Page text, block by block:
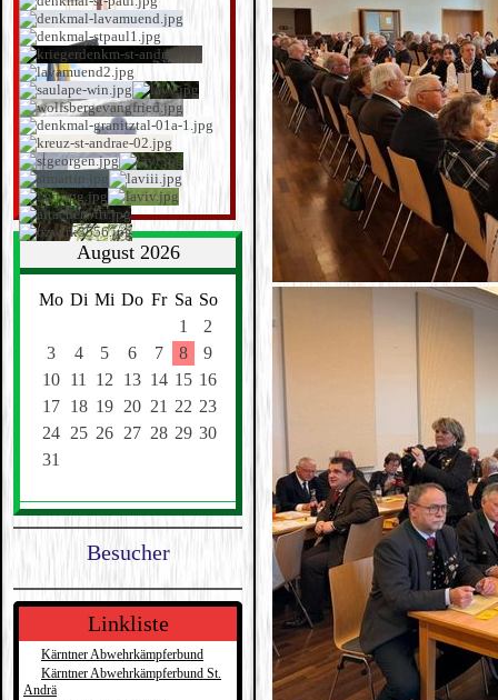
August 2026
Mo Di Mi Do Fr Sa So
1
2
3
4 5 6 7 8
9
10
11 12 13 14 15 16
17
18 19 20 21 22 23
24
25 26 27 28 29 30
31
Besucher
Linkliste
Kärntner Abwehrkämpferbund
Kärntner Abwehrkämpferbund St.
Andrä